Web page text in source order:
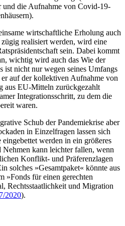
die Auf­nahme von Covid-19-
wirtschaftliche Erholung auch
realisiert werden, wird eine
sein. Dabei kommt
wichtig wird auch das Wie der
ist nicht nur wegen seines Umfangs
auf der kollektiven Aufnahme von
aus EU-Mitteln zu­rückgezahlt
Integrationsschritt, zu dem die
waren.
Schub der Pandemiekrise aber
in Einzelfragen lassen sich
werden in ein größeres
kann leich­ter fallen, wenn
Konflikt- und Präferenzlagen
sol­ches »Gesamtpaket« könnte aus
»Fonds für einen gerechten
Rechts­staatlichkeit und Migration
2020).